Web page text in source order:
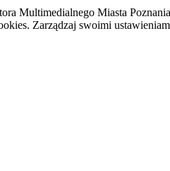
Multimedialnego Miasta
Zarządzaj swoimi